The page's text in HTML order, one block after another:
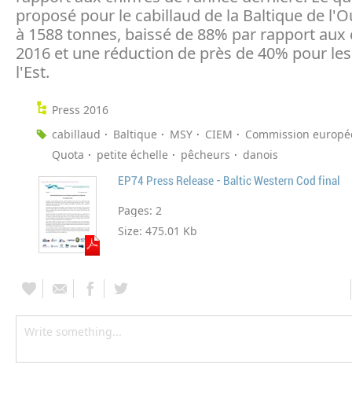
proposé pour le cabillaud de la Baltique de
à 1588 tonnes, baissé de 88% par rapport
2016 et une réduction de près de 40% pour
l'Est.
Press 2016
cabillaud
Baltique MSY CIEM
Commission
Quota
petite échelle pêcheurs danois
EP74 Press Release - Baltic Western Cod final
Pages: 2
Size: 475.01 Kb